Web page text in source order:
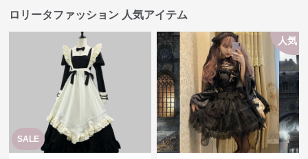
ロリータファッション 人気アイテム
SALE
人気